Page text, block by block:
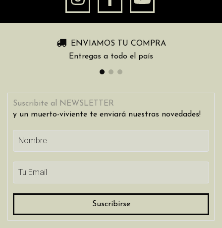
ENVIAMOS TU COMPRA
Entregas a todo el país
Suscribite al NEWSLETTER
y un muerto-viviente te enviará nuestras novedades!